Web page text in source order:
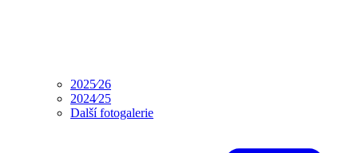
2025⁄26
2024⁄25
Další fotogalerie